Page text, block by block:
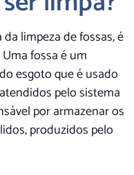
limpeza de fossas, é
fossa é um
esgoto que é usado
pelo sistema
por armazenar os
produzidos pelo